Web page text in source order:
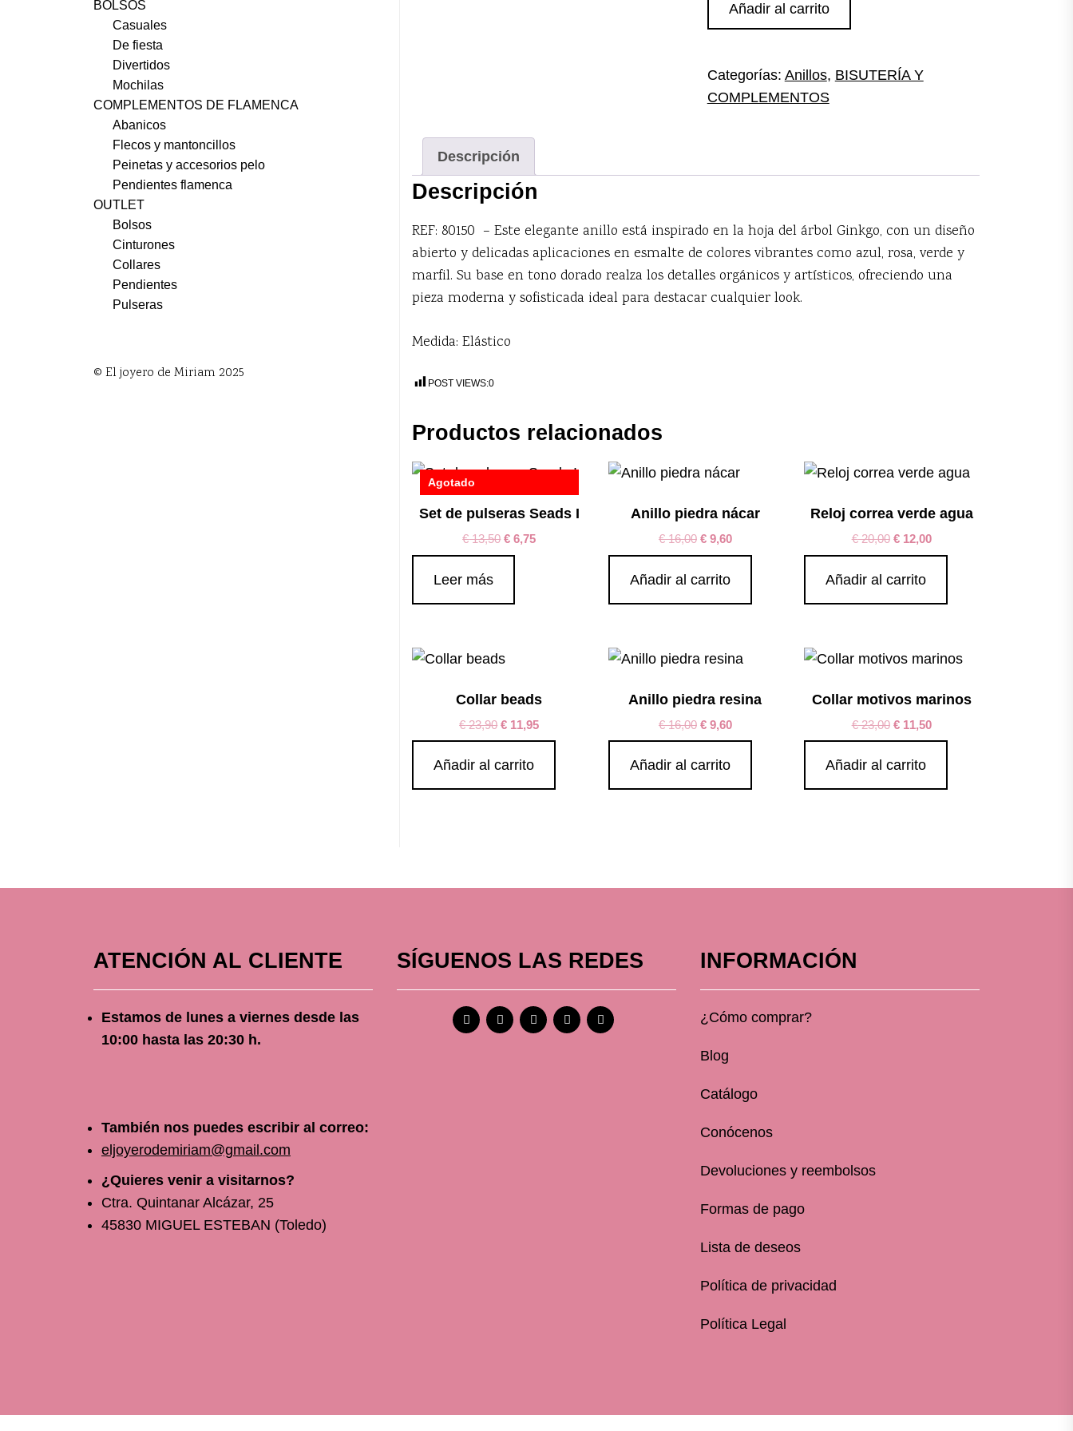
elástico
Añadir al carrito
Categorías: Anillos, BISUTERÍA Y
COMPLEMENTOS
Descripción
Descripción
REF: 80150 – Este elegante anillo está inspirado en la hoja del árbol Ginkgo, con un diseño
abierto y delicadas aplicaciones en esmalte de colores vibrantes como azul, rosa, verde y
marfil. Su base en tono dorado realza los detalles orgánicos y artísticos, ofreciendo una
pieza moderna y sofisticada ideal para destacar cualquier look.
Medida: Elástico
POST VIEWS:0
Productos relacionados
Agotado
Set de pulseras Seads I
€13,50 € 6,75
Leer más
Anillo piedra nácar
€16,00 €9,60
Añadir al carrito
Reloj correa verde agua
€20,00 €12,00
Añadir al carrito
Collar beads
€23,90 € 11,95
Añadir al carrito
Anillo piedra resina
€16,00 €9,60
Añadir al carrito
Collar motivos marinos
€23,00 €11,50
Añadir al carrito
BOLSOS
Casuales
De fiesta
Divertidos
Mochilas
COMPLEMENTOS DE FLAMENCA
Abanicos
Flecos y mantoncillos
Peinetas y accesorios pelo
Pendientes flamenca
OUTLET
Bolsos
Cinturones
Collares
Pendientes
Pulseras
© El joyero de Miriam 2025
ATENCIÓN AL CLIENTE
Estamos de lunes a viernes desde las
10:00 hasta las 20:30 h.
También nos puedes escribir al correo:
eljoyerodemiriam@gmail.com
¿Quieres venir a visitarnos?
Ctra. Quintanar Alcázar, 25
45830 MIGUEL ESTEBAN (Toledo)
SÍGUENOS LAS REDES INFORMACIÓN
¿Cómo comprar?
Blog
Catálogo
Conócenos
Devoluciones y reembolsos
Formas de pago
Lista de deseos
Política de privacidad
Política Legal